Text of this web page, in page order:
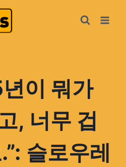
이 뭐가
, 너무 겁
슬로우레